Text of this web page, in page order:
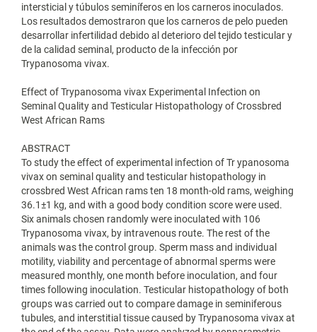
intersticial y túbulos seminíferos en los carneros inoculados.
Los resultados demostraron que los carneros de pelo pueden
desarrollar infertilidad debido al deterioro del tejido testicular y
de la calidad seminal, producto de la infección por
Trypanosoma vivax.
Effect of Trypanosoma vivax Experimental Infection on
Seminal Quality and Testicular Histopathology of Crossbred
West African Rams
ABSTRACT
To study the effect of experimental infection of Tr ypanosoma
vivax on seminal quality and testicular histopathology in
crossbred West African rams ten 18 month-old rams, weighing
36.1±1 kg, and with a good body condition score were used.
Six animals chosen randomly were inoculated with 106
Trypanosoma vivax, by intravenous route. The rest of the
animals was the control group. Sperm mass and individual
motility, viability and percentage of abnormal sperms were
measured monthly, one month before inoculation, and four
times following inoculation. Testicular histopathology of both
groups was carried out to compare damage in seminiferous
tubules, and interstitial tissue caused by Trypanosoma vivax at